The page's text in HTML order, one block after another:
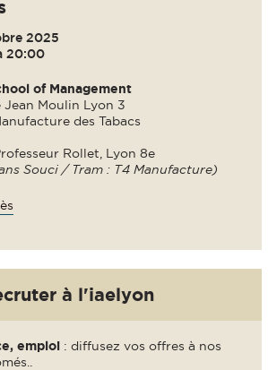
2025
20:00
of Management
Jean Moulin Lyon 3
des Tabacs
Rollet, Lyon 8e
Souci / Tram : T4 Manufacture)
à l'iaelyon
emploi : diffusez vos offres à nos